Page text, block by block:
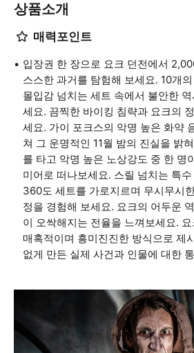
상품소개
매력포인트
입장권 한 장으로 요크 던전에서
스스한 과거를 탐험해 보세요. 10개
몰입감 넘치는 세트 속에서 불안한
세요. 끔찍한 바이킹 침략과 요크의
세요. 가이 포크스의 악명 높은 화약
쳐 그 운명적인 11월 밤의 진실을 밝
를 타고 악명 높은 노상강도 중 한 명
미어로 떠나보세요. 스릴 넘치는 특
360도 세트를 가로지르며 무시무시
정을 경험해 보세요. 요크의 어두운
이 오싹해지는 전율을 느껴보세요.
매혹적이며 흥미진진한 방식으로 제
없게 만든 실제 사건과 인물에 대한